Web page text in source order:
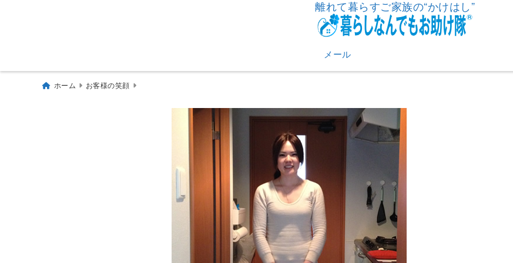
離れて暮らすご家族の“かけはし”
メール
ホーム お客様の笑顔